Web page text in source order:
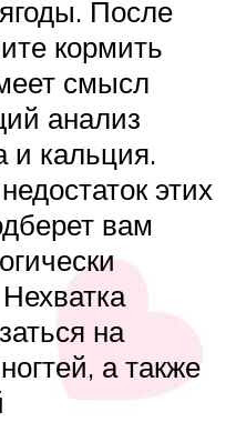
После
кормить
смысл
анализ
и кальция.
этих
вам
на
а также